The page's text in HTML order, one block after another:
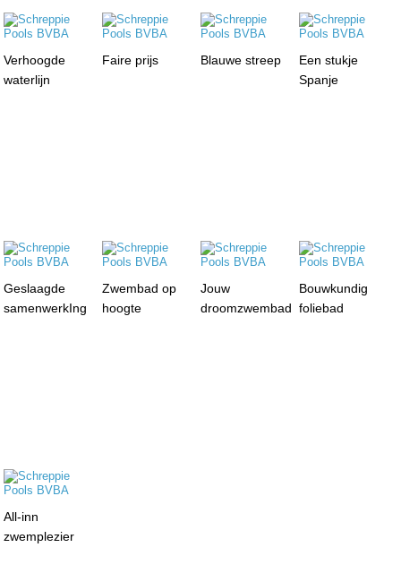
Verhoogde
waterlijn
Faire prijs Blauwe streep
Een stukje
Spanje
Geslaagde
samenwerkIng
Zwembad op
hoogte
Jouw
droomzwembad
Bouwkundig
foliebad
All-inn
zwemplezier